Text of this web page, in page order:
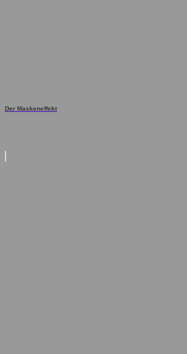
Der Maskeneffekt